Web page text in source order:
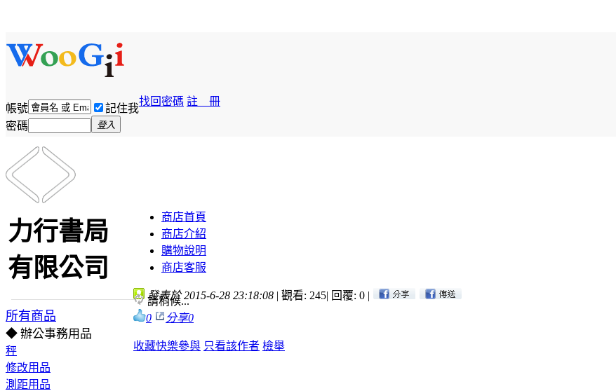
帳號 記住我
找回密碼 註 冊
密碼 登入
力行書局
有限公司
所有商品
◆ 辦公事務用品
秤
修改用品
測距用品
商店首頁
商店介紹
購物說明
商店客服
發表於 2015-6-28 23:18:08 | 觀看: 245| 回覆: 0 |
請稍候...
0
分享0
收藏快樂參與 只看該作者 檢舉